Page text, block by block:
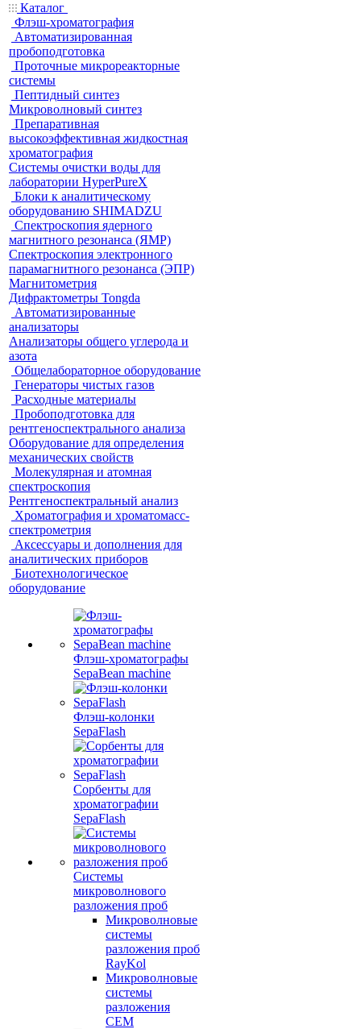
Каталог
Флэш-хроматография
Автоматизированная
пробоподготовка
Проточные микрореакторные
системы
Пептидный синтез
Микроволновый синтез
Препаративная
высокоэффективная жидкостная
хроматография
Системы очистки воды для
лаборатории HyperPureX
Блоки к аналитическому
оборудованию SHIMADZU
Спектроскопия ядерного
магнитного резонанса (ЯМР)
Спектроскопия электронного
парамагнитного резонанса (ЭПР)
Магнитометрия
Дифрактометры Tongda
Автоматизированные
анализаторы
Анализаторы общего углерода и
азота
Общелабораторное оборудование
Генераторы чистых газов
Расходные материалы
Пробоподготовка для
рентгеноспектрального анализа
Оборудование для определения
механических свойств
Молекулярная и атомная
спектроскопия
Рентгеноспектральный анализ
Хроматография и хроматомасс-
спектрометрия
Аксессуары и дополнения для
аналитических приборов
Биотехнологическое
оборудование
Флэш-хроматографы
SepaBean machine
Флэш-колонки
SepaFlash
Сорбенты для
хроматографии
SepaFlash
Системы
микроволнового
разложения проб
Микроволновые
системы
разложения проб
RayKol
Микроволновые
системы
разложения
CEM